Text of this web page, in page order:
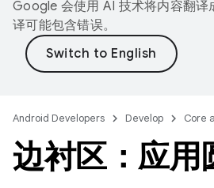
Google 会使用 AI 技术将内容翻译
译可能包含错误。
Android Developers Develop Core
边衬区：应用